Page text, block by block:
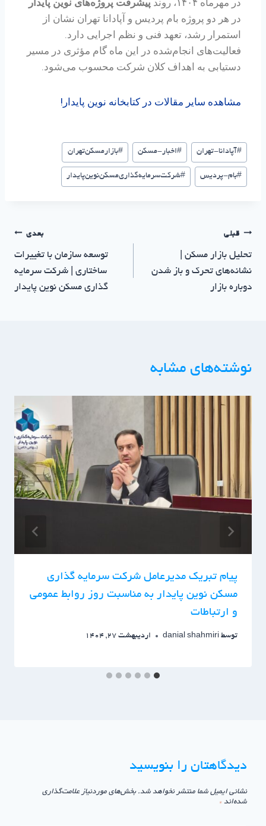
در مهرماه ۱۴۰۴، روند
پیشرفت پروژه‌های نوین پایدار
در هر دو پروژه بام پردیس و آپادانا تهران نشان از
استمرار رشد، تعهد فنی و نظم اجرایی دارد.
فعالیت‌های انجام‌شده در این ماه گام مؤثری در مسیر
دستیابی به اهداف کلان شرکت محسوب می‌شود.
مشاهده سایر مقالات در کتابخانه نوین پایدار!
#آپادانا-تهران #اخبار-مسکن #بازار‌مسکن‌تهران
#بام-پردیس #شرکت‌سرمایه‌گذاری‌مسکن‌نوین‌پایدار
قبلی
تحلیل بازار مسکن |
نشانه‌های تحرک و باز شدن
دوباره بازار
بعدی
توسعه سازمان با تغییرات
ساختاری | شرکت سرمایه
گذاری مسکن نوین پایدار
نوشته‌های مشابه
پیام تبریک مدیرعامل شرکت سرمایه گذاری
مسکن نوین پایدار به مناسبت روز روابط عمومی
و ارتباطات
توسط danial shahmiri اردیبهشت 27, 1404
دیدگاهتان را بنویسید
نشانی ایمیل شما منتشر نخواهد شد. بخش‌های موردنیاز علامت‌گذاری
شده‌اند *